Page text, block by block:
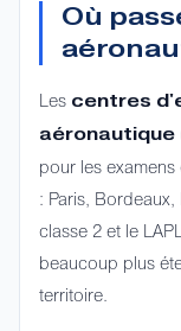
Où
Les centres
aéronautique
pour les
: Paris,
classe 2 et le
beaucoup plus
territoire.